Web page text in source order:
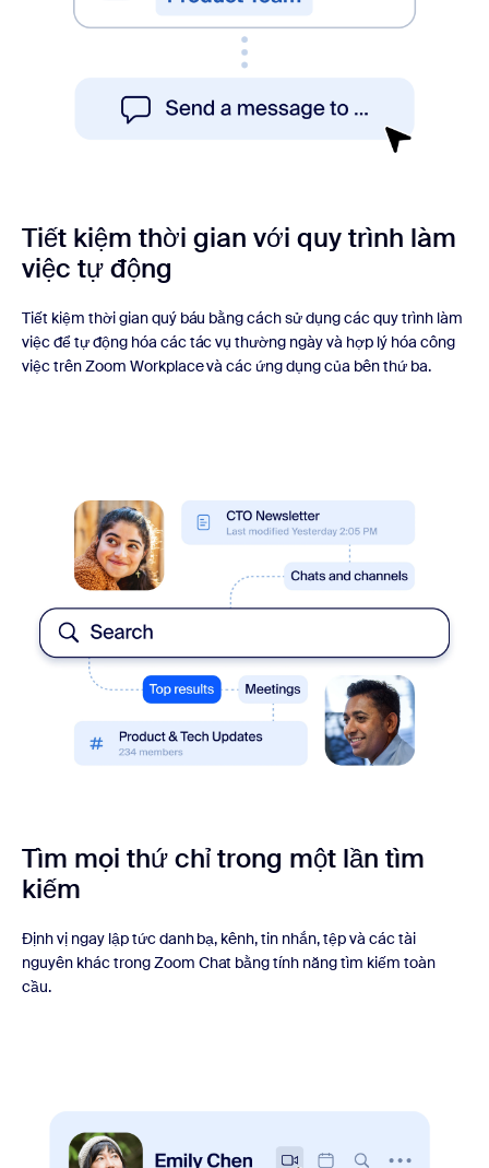
Tiết kiệm thời gian với quy trình làm
việc tự động
Tiết kiệm thời gian quý báu bằng cách sử dụng các quy trình làm
việc để tự động hóa các tác vụ thường ngày và hợp lý hóa công
việc trên Zoom Workplace và các ứng dụng của bên thứ ba.
Tìm mọi thứ chỉ trong một lần tìm
kiếm
Định vị ngay lập tức danh bạ, kênh, tin nhắn, tệp và các tài
nguyên khác trong Zoom Chat bằng tính năng tìm kiếm toàn
cầu.